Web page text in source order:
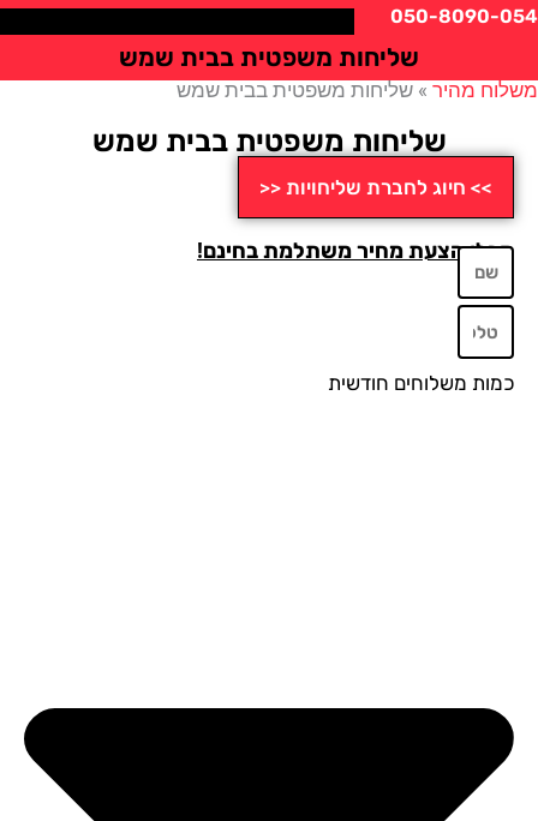
050-
שליחות משפטית בבית שמש
מהיר »שליחות משפטית בבית שמש
שליחות משפטית בבית שמש
>> חיוג לחברת שליחויות <<
הצעת מחיר משתלמת בחינם!
משלוחים חודשית